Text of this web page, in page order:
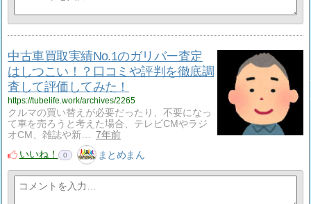
中古車買取実績No.1のガリバー査定
はしつこい！？口コミや評判を徹底調
査して評価してみた！
https://tubelife.work/archives/2265
クルマの買い替えが必要だったり、不要になっ
て車を売ろうと考えた場合、テレビCMやラジ
オCM、雑誌や新…
7年前
いいね！
0 まとめまん